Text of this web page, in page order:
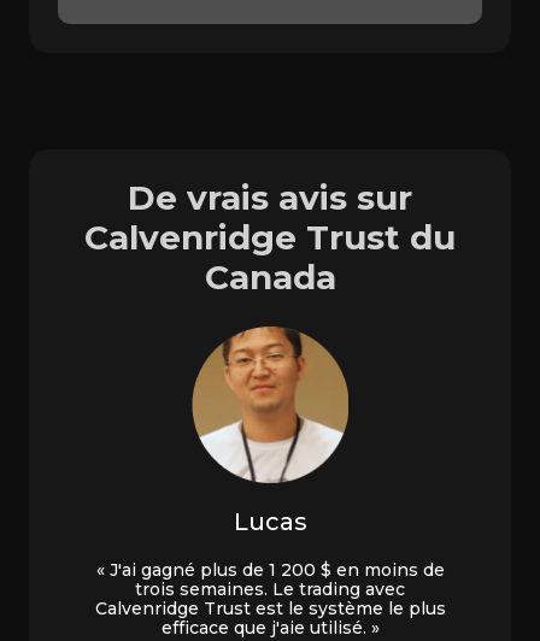
De vrais avis sur
Calvenridge Trust du
Canada
Lucas
« J'ai gagné plus de 1 200 $ en moins de
trois semaines. Le trading avec
Calvenridge Trust est le système le plus
efficace que j'aie utilisé. »